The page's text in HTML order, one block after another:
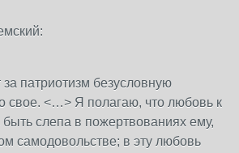
патриотизм безусловную
свое. <…> Я полагаю, что любовь к
быть слепа в пожертвованиях ему,
самодовольстве; в эту любовь